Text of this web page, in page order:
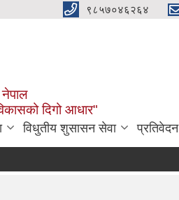
९८५७०४६२६४
दिगो आधार"
विधुतीय शुसासन सेवा प्रतिवेदन